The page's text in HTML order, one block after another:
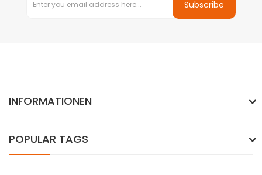
Subscribe
INFORMATIONEN
POPULAR TAGS